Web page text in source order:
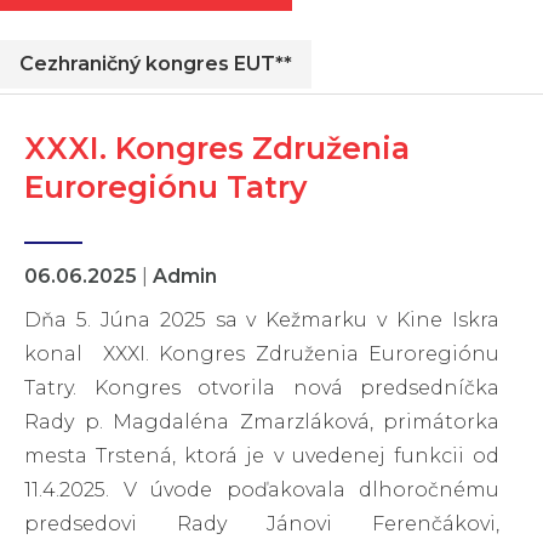
Cezhraničný kongres EUT**
XXXI. Kongres Združenia
Euroregiónu Tatry
06.06.2025
Admin
Dňa 5. Júna 2025 sa v Kežmarku v Kine Iskra
konal XXXI. Kongres Združenia Euroregiónu
Tatry. Kongres otvorila nová predsedníčka
Rady p. Magdaléna Zmarzláková, primátorka
mesta Trstená, ktorá je v uvedenej funkcii od
11.4.2025. V úvode poďakovala dlhoročnému
predsedovi Rady Jánovi Ferenčákovi,